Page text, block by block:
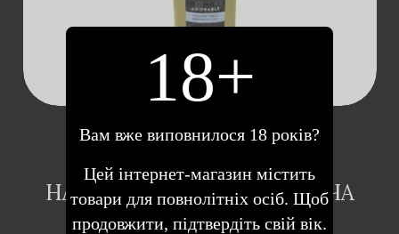
SHUNGA ADORABLE
COCONUT THRILLS –
НАТУРАЛЬНА ЗВОЛОЖУЮЧА
МАСАЖНА ОЛІЯ, 240 МЛ.
18+
Вам вже виповнилося 18 років?
Цей інтернет-магазин містить
товари для повнолітніх осіб. Щоб
продовжити, підтвердіть свій вік.